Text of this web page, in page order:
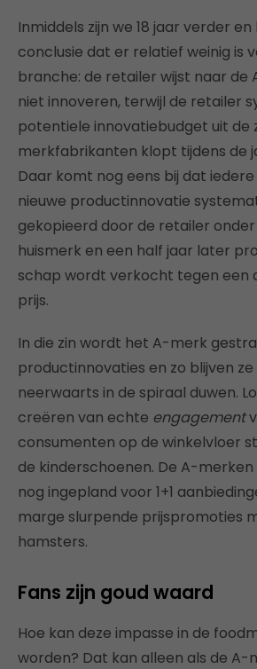
Inmiddels zijn we 18 jaar verder en
conclusie dat er relatief weinig is
branche: de retailer wijst naar de
niet innoveren, terwijl de retailer
potentiele innovatiebudget uit de
merkfabrikanten klopt tijdens de
Daar komt nog eens bij dat
nieuwe productinnovatie
gekopieerd door de retailer onder
huismerk en een half jaar later
schap wordt verkocht tegen een
prijs.
In die zin wordt het A-merk
productinnovaties en zo blijven
neerwaarts in de spiraal duwen.
creëren van echte engagement
consumenten op de winkelvloer
de kinderschoenen. De A-
nog ingepland voor 1+1
marge slurpende prijspromoties
hamsters.
Fans zijn goud waard
Hoe kan deze impasse in de
worden? Dat kan alleen als de